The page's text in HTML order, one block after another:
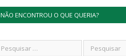
NÃO ENCONTROU O QUE QUERIA?